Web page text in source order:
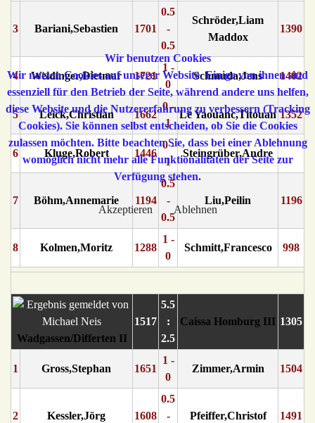
3 Bariani,Sebastien 1701
0.5
-
0.5
Schröder,Liam
Maddox
1390
4 Weidinger,Dietmar 1721
1 -
0
Schmuda,Jens 1402
5 Leick,Christian 1662
0 -
1
Le Yaouanc,Titouan 1352
6 Kluge,Robert 1446
0 -
1
Steingrüber,Andre
7 Böhm,Annemarie 1194
0.5
-
0.5
Liu,Peilin 1196
8 Kolmen,Moritz 1288
1 -
0
Schmitt,Francesco 998
Wadgassen/Differten II
1517
5.5
:
2.5
Caissa Homburg III 1305
1 Gross,Stephan 1651
1 -
0
Zimmer,Armin 1504
2 Kessler,Jörg 1608
0.5
-
Pfeiffer,Christof 1491
Wir benutzen Cookies
Wir nutzen Cookies auf unserer Website. Einige von ihnen sind
essenziell für den Betrieb der Seite, während andere uns helfen,
diese Website und die Nutzererfahrung zu verbessern (Tracking
Cookies). Sie können selbst entscheiden, ob Sie die Cookies
zulassen möchten. Bitte beachten Sie, dass bei einer Ablehnung
womöglich nicht mehr alle Funktionalitäten der Seite zur
Verfügung stehen.
Akzeptieren Ablehnen